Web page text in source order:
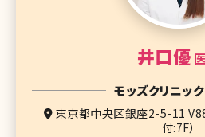
井口優
モッズクリニッ
東京都中央区銀座2-5-11
付:7F）